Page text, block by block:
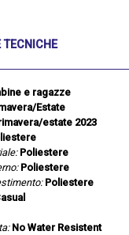
TECNICHE
e ragazze
Estate
estate 2023
Poliestere
Poliestere
Poliestere
No Water Resistent